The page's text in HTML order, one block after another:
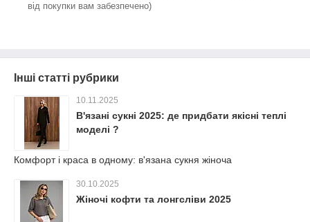
від покупки вам забезпечено)
Інші статті рубрики
10.11.2025
В'язані сукні 2025: де придбати якісні теплі
моделі ?
Комфорт і краса в одному: в'язана сукня жіноча
30.10.2025
Жіночі кофти та лонгсліви 2025